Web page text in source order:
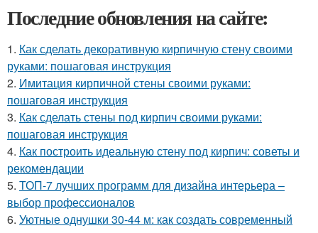
Последние обновления на сайте:
1. Как сделать декоративную кирпичную стену своими
руками: пошаговая инструкция
2. Имитация кирпичной стены своими руками:
пошаговая инструкция
3. Как сделать стены под кирпич своими руками:
пошаговая инструкция
4. Как построить идеальную стену под кирпич: советы и
рекомендации
5. ТОП-7 лучших программ для дизайна интерьера –
выбор профессионалов
6. Уютные однушки 30-44 м: как создать современный